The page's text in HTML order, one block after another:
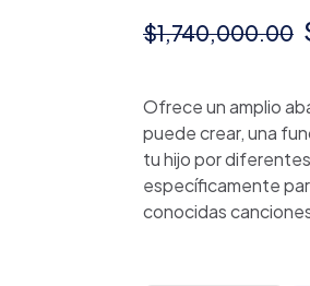
$1,740,000.00
Ofrece un amplio
puede crear, una
tu hijo por
específicamente
conocidas